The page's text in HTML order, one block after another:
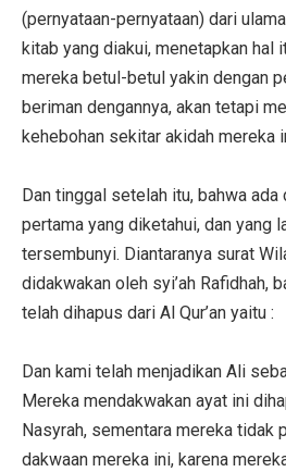
(pernyataan-pernyataan) dari
kitab yang diakui, menetapkan hal
mereka betul-betul yakin dengan
beriman dengannya, akan tetapi
kehebohan sekitar akidah mereka
Dan tinggal setelah itu, bahwa ada
pertama yang diketahui, dan yang
tersembunyi. Diantaranya surat
didakwakan oleh syi’ah Rafidhah,
telah dihapus dari Al Qur’an yaitu :
Dan kami telah menjadikan Ali
Mereka mendakwakan ayat ini
Nasyrah, sementara mereka tidak
dakwaan mereka ini, karena